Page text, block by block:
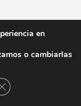
en
o cambiarlas
Cerrar el banner de